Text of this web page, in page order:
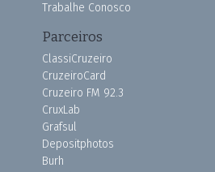
Trabalhe Conosco
Parceiros
ClassiCruzeiro
CruzeiroCard
Cruzeiro FM 92.3
CruxLab
Grafsul
Depositphotos
Burh